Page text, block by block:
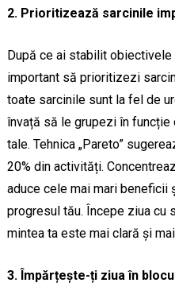
2. Prioritizează sarcinile
După ce ai stabilit
important să prioritizezi
toate sarcinile sunt la fel de
învață să le grupezi în
tale. Tehnica „Pareto”
20% din activități.
aduce cele mai mari beneficii
progresul tău. Începe ziua cu
mintea ta este mai clară și
3. Împărțește-ți ziua în